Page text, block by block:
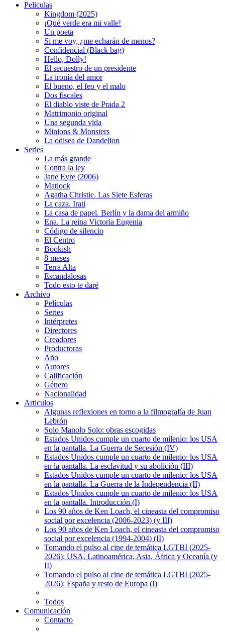
Peliculas
Kingdom (2025)
¡Qué verde era mi valle!
Un poeta
Si me voy, ¿me echarán de menos?
Confidencial (Black bag)
Hello, Dolly!
El secuestro de un presidente
La ironía del amor
El bueno, el feo y el malo
Dos fiscales
El diablo viste de Prada 2
Matrimonio original
Una segunda vida
Minions & Monsters
La odisea de Dandelion
Series
La más grande
Contra la ley
Jane Eyre (2006)
Matlock
Agatha Christie. Las Siete Esferas
La caza. Irati
La casa de papel. Berlín y la dama del armiño
Ena. La reina Victoria Eugenia
Código de silencio
El Centro
Bookish
8 meses
Terra Alta
Escandalosas
Todo esto te daré
Archivo
Películas
Series
Intérpretes
Directores
Creadores
Productoras
Año
Autores
Calificación
Género
Nacionalidad
Articulos
Algunas reflexiones en torno a la filmografía de Juan
Lebrón
Solo Manolo Solo: obras escogidas
Estados Unidos cumple un cuarto de milenio: los USA
en la pantalla. La Guerra de Secesión (IV)
Estados Unidos cumple un cuarto de milenio: los USA
en la pantalla. La esclavitud y su abolición (III)
Estados Unidos cumple un cuarto de milenio: los USA
en la pantalla. La Guerra de la Independencia (II)
Estados Unidos cumple un cuarto de milenio: los USA
en la pantalla. Introducción (I)
Los 90 años de Ken Loach, el cineasta del compromiso
social por excelencia (2006-2023) (y III)
Los 90 años de Ken Loach, el cineasta del compromiso
social por excelencia (1994-2004) (II)
Tomando el pulso al cine de temática LGTBI (2025-
2026): USA, Latinoamérica, Asia, África y Oceanía (y
II)
Tomando el pulso al cine de temática LGTBI (2025-
2026): España y resto de Europa (I)
Todos
Comunicación
Contacto